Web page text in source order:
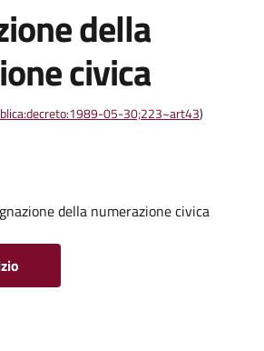
della
civica
05-30;223~art43)
della numerazione civica